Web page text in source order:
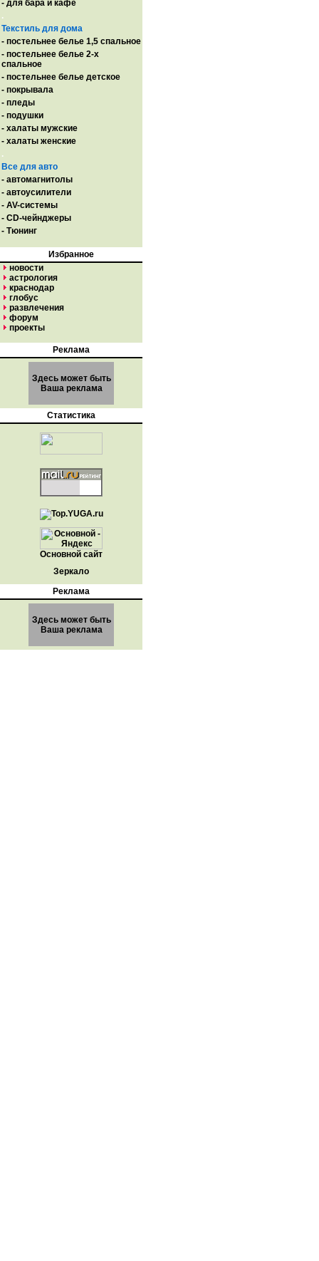
- для бара и кафе
.
Текстиль для дома
- постельнее белье 1,5 спальное
- постельнее белье 2-х
спальное
- постельнее белье детское
- покрывала
- пледы
- подушки
- халаты мужские
- халаты женские
.
Все для авто
- автомагнитолы
- автоусилители
- AV-системы
- CD-чейнджеры
- Тюнинг
Избранное
новости
астрология
краснодар
глобус
развлечения
форум
проекты
Реклама
Здесь может быть
Ваша реклама
Статистика
Основной сайт
Зеркало
Реклама
Здесь может быть
Ваша реклама